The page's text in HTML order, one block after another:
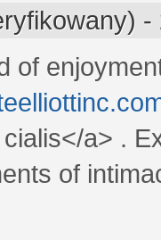
-
of
a> .
of